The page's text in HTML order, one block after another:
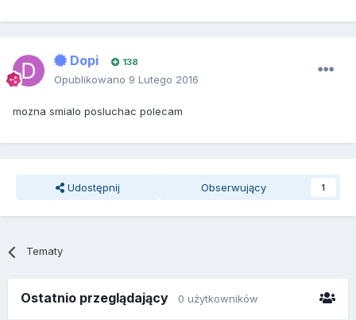
Dopi 138
Opublikowano 9 Lutego 2016
mozna smialo posluchac polecam
Udostępnij Obserwujący 1
Tematy
Ostatnio przeglądający 0 użytkowników